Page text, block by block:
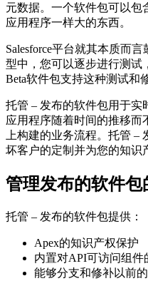
元数据。一个软件包可以包
应用程序一样大的东西。
Salesforce平台就其本质而
型中，您可以逐步进行测试
Beta软件包支持这种测试和
托管 – 发布的软件包用于实
应用程序随着时间的推移而
上构建的业务流程。托管 –
坏客户的定制并为您的知识
管理发布的软件包
托管 – 发布的软件包提供：
Apex的知识产权保护
内置对API可访问组件
能够分支和修补以前